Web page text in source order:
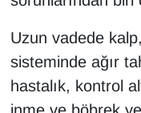
Uzun vadede
sisteminde ağır
hastalık, kontrol
Kim Kimdir?
Kültür & Sanat